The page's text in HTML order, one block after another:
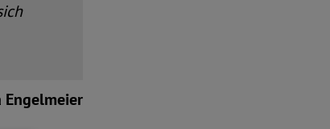
Engelmeier